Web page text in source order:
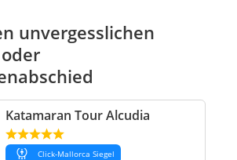
unvergesslichen
Katamaran Tour Alcudia
Click-Mallorca Siegel